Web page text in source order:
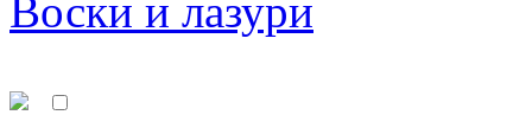
Воски и лазури